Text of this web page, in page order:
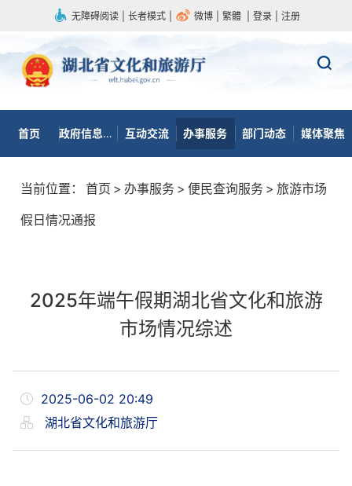
无障碍阅读 长者模式 微博 繁體 登录 注册
首页 政府信息公开 互动交流 办事服务 部门动态 媒体聚焦
当前位置： 首页 > 办事服务 > 便民查询服务 > 旅游市场
假日情况通报
2025年端午假期湖北省文化和旅游
市场情况综述
2025-06-02 20:49
湖北省文化和旅游厅